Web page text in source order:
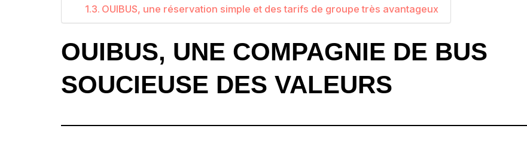
OUIBUS, une réservation simple et des tarifs de groupe très avantageux
OUIBUS, UNE COMPAGNIE DE BUS
SOUCIEUSE DES VALEURS